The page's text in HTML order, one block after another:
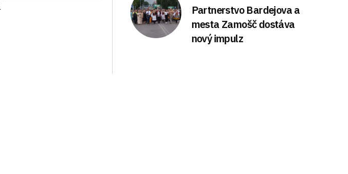
Partnerstvo Bardejova a
mesta Zamošč dostáva
nový impulz